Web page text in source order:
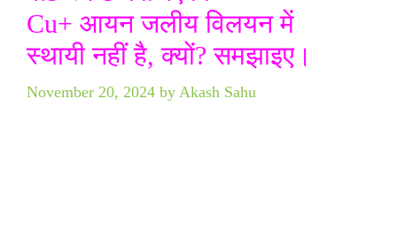
Cu+ आयन जलीय विलयन में
स्थायी नहीं है, क्यों? समझाइए।
November 20, 2024 by Akash Sahu